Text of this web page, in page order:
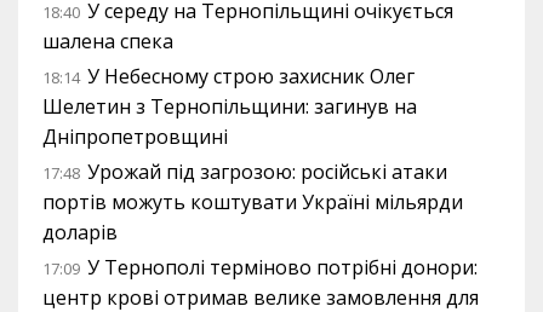
18:40 У середу на Тернопільщині очікується
шалена спека
18:14 У Небесному строю захисник Олег
Шелетин з Тернопільщини: загинув на
Дніпропетровщині
17:48 Урожай під загрозою: російські атаки
портів можуть коштувати Україні мільярди
доларів
17:09 У Тернополі терміново потрібні донори:
центр крові отримав велике замовлення для